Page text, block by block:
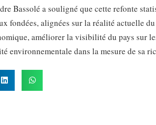
Bassolé a souligné que cette refonte
fondées, alignées sur la réalité actuelle
améliorer la visibilité du pays sur
environnementale dans la mesure de sa